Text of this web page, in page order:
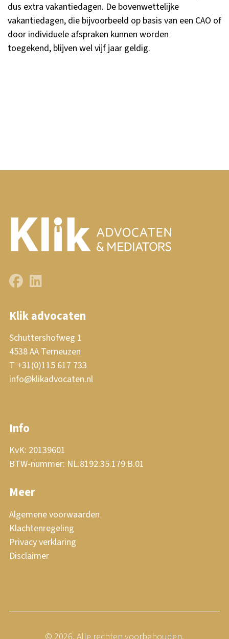
dus extra vakantiedagen. De bovenwettelijke
vakantiedagen, die bijvoorbeeld op basis van een CAO of
door individuele afspraken kunnen worden
toegekend, blijven wel vijf jaar geldig.
Klik advocaten
Schuttershofweg 1
4538 AA Terneuzen
T +31(0)115 617 733
info@klikadvocaten.nl
Info
KvK: 20139601
BTW-nummer: NL.8192.35.179.B.01
Meer
Algemene voorwaarden
Klachtenregeling
Privacy verklaring
Disclaimer